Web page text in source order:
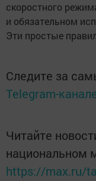
скоростного
и обязательном
Эти простые
Следите за
Telegram-
Читайте
национальном
https://max.ru/